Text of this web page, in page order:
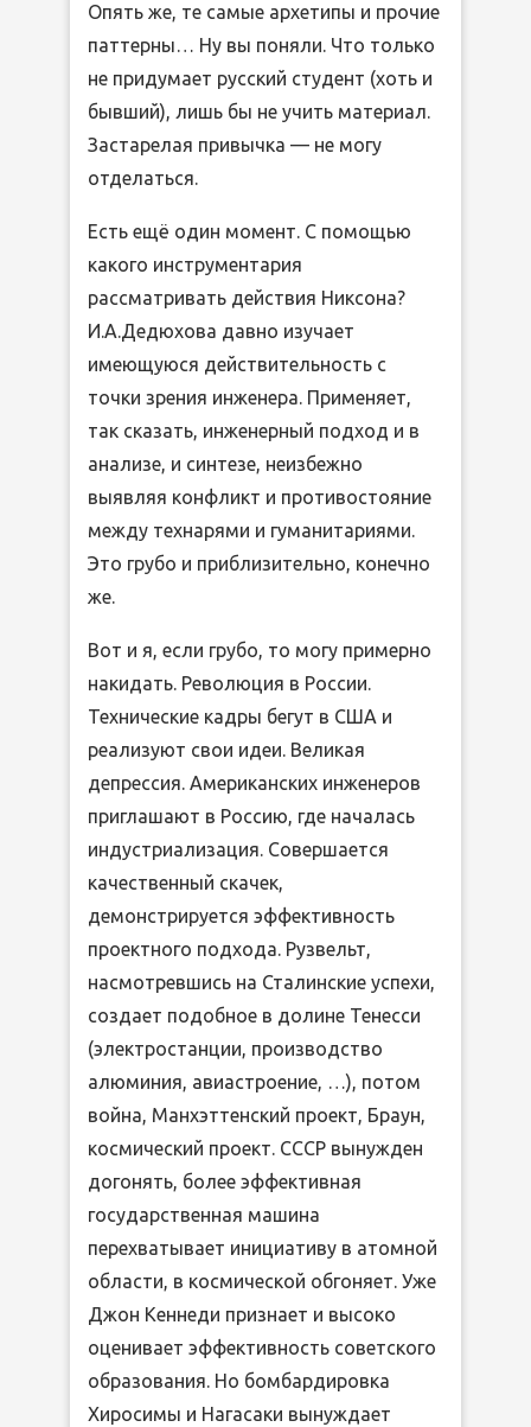
Опять же, те самые архетипы и прочие
паттерны… Ну вы поняли. Что только
не придумает русский студент (хоть и
бывший), лишь бы не учить материал.
Застарелая привычка — не могу
отделаться.
Есть ещё один момент. С помощью
какого инструментария
рассматривать действия Никсона?
И.А.Дедюхова давно изучает
имеющуюся действительность с
точки зрения инженера. Применяет,
так сказать, инженерный подход и в
анализе, и синтезе, неизбежно
выявляя конфликт и противостояние
между технарями и гуманитариями.
Это грубо и приблизительно, конечно
же.
Вот и я, если грубо, то могу примерно
накидать. Революция в России.
Технические кадры бегут в США и
реализуют свои идеи. Великая
депрессия. Американских инженеров
приглашают в Россию, где началась
индустриализация. Совершается
качественный скачек,
демонстрируется эффективность
проектного подхода. Рузвельт,
насмотревшись на Сталинские успехи,
создает подобное в долине Тенесси
(электростанции, производство
алюминия, авиастроение, …), потом
война, Манхэттенский проект, Браун,
космический проект. СССР вынужден
догонять, более эффективная
государственная машина
перехватывает инициативу в атомной
области, в космической обгоняет. Уже
Джон Кеннеди признает и высоко
оценивает эффективность советского
образования. Но бомбардировка
Хиросимы и Нагасаки вынуждает